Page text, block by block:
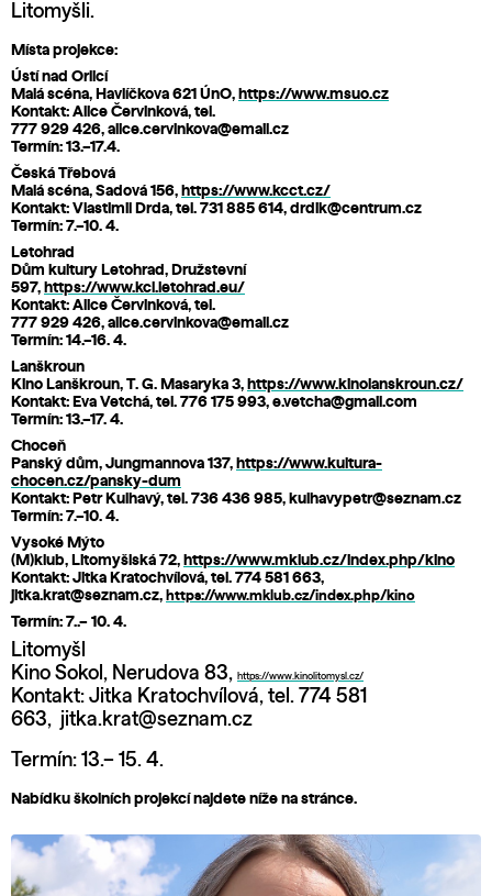
Litomyšli.
Místa projekce:
Ústí nad Orlicí
Malá scéna, Havlíčkova 621 ÚnO, https://www.msuo.cz
Kontakt: Alice Červinková, tel.
777 929 426, alice.cervinkova@email.cz
Termín: 13.–17.4.
Česká Třebová
Malá scéna, Sadová 156, https://www.kcct.cz/
Kontakt: Vlastimil Drda, tel. 731 885 614, drdik@centrum.cz
Termín: 7.–10. 4.
Letohrad
Dům kultury Letohrad, Družstevní
597, https://www.kcl.letohrad.eu/
Kontakt: Alice Červinková, tel.
777 929 426, alice.cervinkova@email.cz
Termín: 14.–16. 4.
Lanškroun
Kino Lanškroun, T. G. Masaryka 3, https://www.kinolanskroun.cz/
Kontakt: Eva Vetchá, tel. 776 175 993, e.vetcha@gmail.com
Termín: 13.–17. 4.
Choceň
Panský dům, Jungmannova 137, https://www.kultura-
chocen.cz/pansky-dum
Kontakt: Petr Kulhavý, tel. 736 436 985, kulhavypetr@seznam.cz
Termín: 7.–10. 4.
Vysoké Mýto
(M)klub, Litomyšlská 72, https://www.mklub.cz/index.php/kino
Kontakt: Jitka Kratochvílová, tel. 774 581 663,
jitka.krat@seznam.cz, https://www.mklub.cz/index.php/kino
Termín: 7..– 10. 4.
Litomyšl
Kino Sokol, Nerudova 83, https://www.kinolitomysl.cz/
Kontakt: Jitka Kratochvílová, tel. 774 581
663, jitka.krat@seznam.cz
Termín: 13.– 15. 4.
Nabídku školních projekcí najdete níže na stránce.